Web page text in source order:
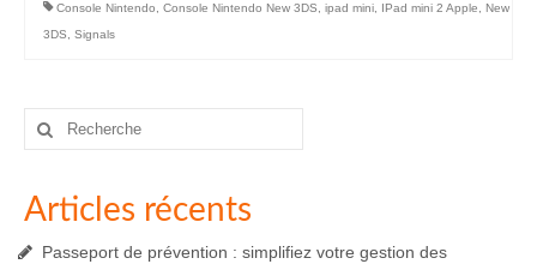
Console Nintendo Console Nintendo New 3DS ipad mini IPad mini 2 Apple
New
3DS
Signals
Rechercher
Articles récents
Passeport de prévention : simplifiez votre gestion des